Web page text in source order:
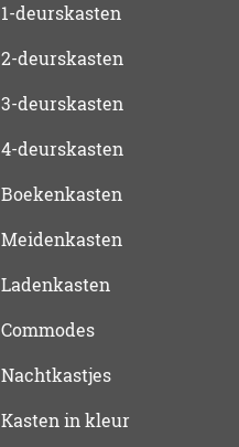
1-deurskasten
2-deurskasten
3-deurskasten
4-deurskasten
Boekenkasten
Meidenkasten
Ladenkasten
Commodes
Nachtkastjes
Kasten in kleur